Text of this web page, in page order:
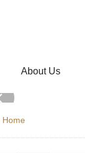
About Us
Home